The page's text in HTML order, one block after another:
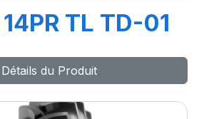
TL TD-01
Détails du Produit